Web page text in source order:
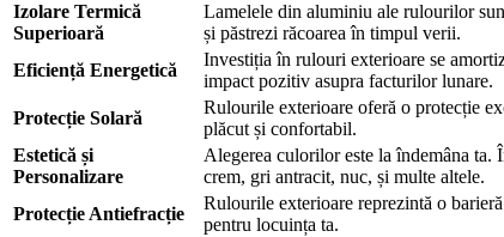
Izolare Termică
Superioară
Lamelele din aluminiu ale rulourilor
și păstrezi răcoarea în timpul verii.
Eficiență Energetică
Investiția în rulouri exterioare se
impact pozitiv asupra facturilor lunare.
Protecție Solară
Rulourile exterioare oferă o protecție
plăcut și confortabil.
Estetică și
Personalizare
Alegerea culorilor este la îndemâna
crem, gri antracit, nuc, și multe altele.
Protecție Antiefracție
Rulourile exterioare reprezintă o
pentru locuința ta.